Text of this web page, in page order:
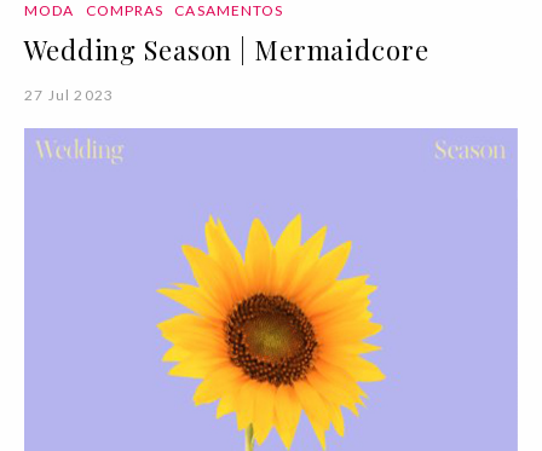
MODA COMPRAS CASAMENTOS
Wedding Season | Mermaidcore
27 Jul 2023